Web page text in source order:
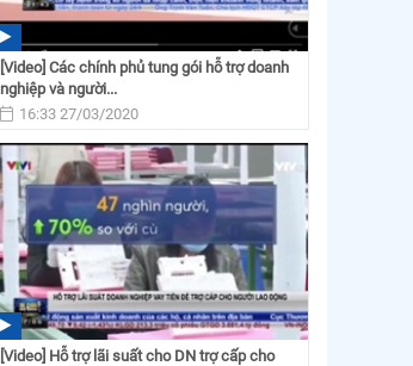
[Video] Các chính phủ tung gói hỗ trợ doanh
nghiệp và người...
16:33 27/03/2020
[Video] Hỗ trợ lãi suất cho DN trợ cấp cho